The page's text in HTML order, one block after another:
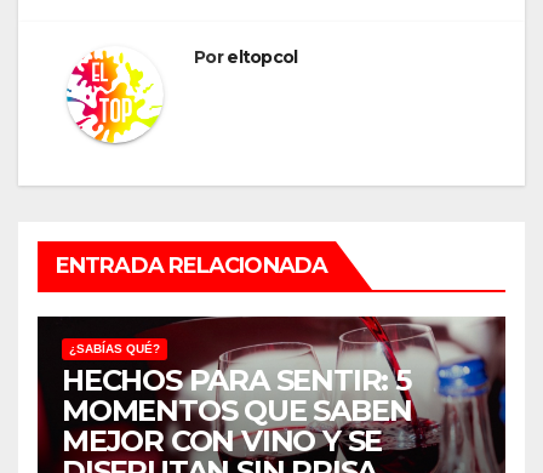
Poreltopcol
ENTRADA RELACIONADA
¿SABÍAS QUÉ?
HECHOS PARA SENTIR: 5
MOMENTOS QUE SABEN
MEJOR CON VINO Y SE